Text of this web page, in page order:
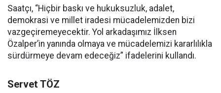
Saatçı, “Hiçbir baskı ve hukuksuzluk, adalet,
demokrasi ve millet iradesi mücadelemizden bizi
vazgeçiremeyecektir. Yol arkadaşımız İlksen
Özalper’in yanında olmaya ve mücadelemizi kararlılıkla
sürdürmeye devam edeceğiz” ifadelerini kullandı.
Servet TÖZ